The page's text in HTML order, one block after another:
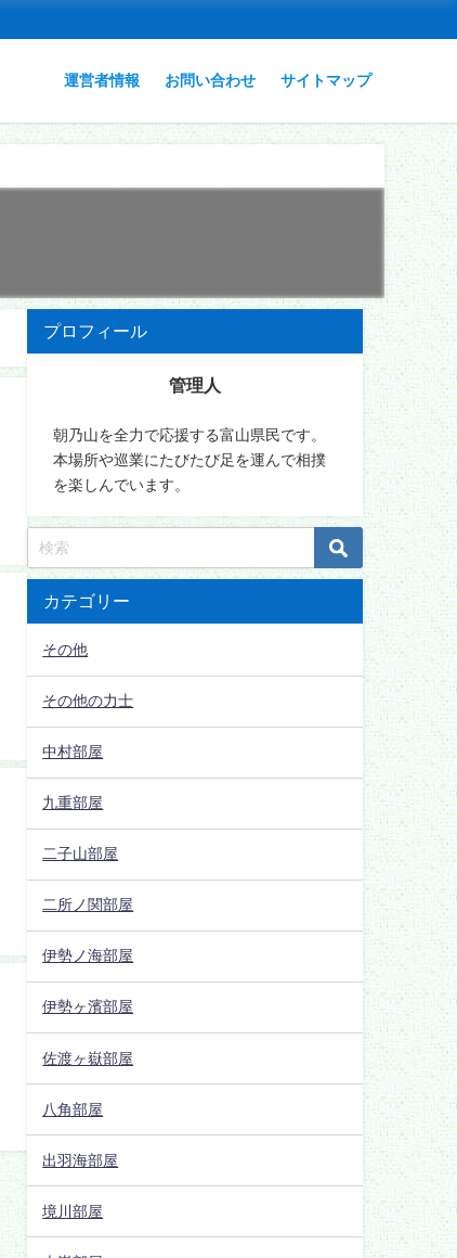
運営者情報 お問い合わせ サイトマップ
プロフィール
管理人
朝乃山を全力で応援する富山県民です。
本場所や巡業にたびたび足を運んで相撲
を楽しんでいます。
カテゴリー
その他
その他の力士
中村部屋
九重部屋
二子山部屋
二所ノ関部屋
伊勢ノ海部屋
伊勢ヶ濱部屋
佐渡ヶ嶽部屋
八角部屋
出羽海部屋
境川部屋